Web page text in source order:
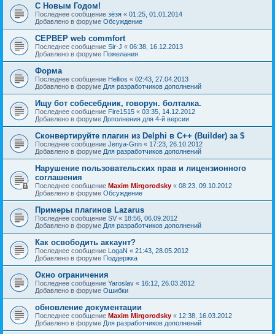
С Новым Годом!
Последнее сообщение зёзя « 01:25, 01.01.2014
Добавлено в форуме Обсуждение
СЕРВЕР web commfort
Последнее сообщение Sir-J « 06:38, 16.12.2013
Добавлено в форуме Пожелания
Форма
Последнее сообщение Hellios « 02:43, 27.04.2013
Добавлено в форуме Для разработчиков дополнений
Ищу бот собесебдник, говорун. болталка.
Последнее сообщение Fire1515 « 03:35, 14.12.2012
Добавлено в форуме Дополнения для 4-й версии
Сконвертируйте плагин из Delphi в C++ (Builder) за $
Последнее сообщение Jenya-Grin « 17:23, 26.10.2012
Добавлено в форуме Для разработчиков дополнений
Нарушение пользовательских прав и лицензионного
соглашения
Последнее сообщение Maxim Mirgorodsky « 08:23, 09.10.2012
Добавлено в форуме Обсуждение
Примеры плагинов Lazarus
Последнее сообщение SV « 18:56, 06.09.2012
Добавлено в форуме Для разработчиков дополнений
Как освободить аккаунт?
Последнее сообщение LogaN « 21:43, 28.05.2012
Добавлено в форуме Поддержка
Окно ограничения
Последнее сообщение Yaroslav « 16:12, 26.03.2012
Добавлено в форуме Ошибки
обновление документации
Последнее сообщение Maxim Mirgorodsky « 12:38, 16.03.2012
Добавлено в форуме Для разработчиков дополнений